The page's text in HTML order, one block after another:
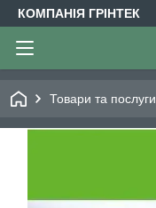
КОМПАНІЯ ГРІНТЕК
Товари та послуги